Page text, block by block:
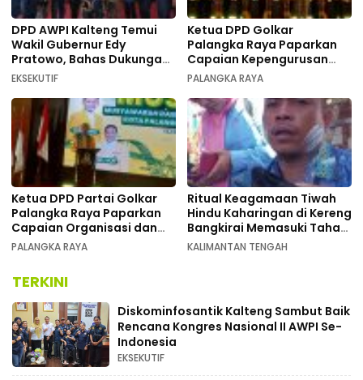
DPD AWPI Kalteng Temui
Wakil Gubernur Edy
Pratowo, Bahas Dukungan
Kongres Nasional II AWPI di
EKSEKUTIF
Ketua DPD Golkar
Palangka Raya Paparkan
Capaian Kepengurusan
pada Pembukaan Musda XI
PALANGKA RAYA
Ketua DPD Partai Golkar
Palangka Raya Paparkan
Capaian Organisasi dan
Kemenangan Pemilu pada
PALANGKA RAYA
Ritual Keagamaan Tiwah
Hindu Kaharingan di Kereng
Bangkirai Memasuki Tahap
Akhir
KALIMANTAN TENGAH
TERKINI
Diskominfosantik Kalteng Sambut Baik
Rencana Kongres Nasional II AWPI Se-
Indonesia
EKSEKUTIF